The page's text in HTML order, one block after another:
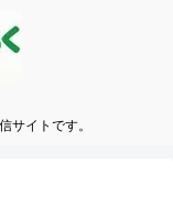
サイトです。